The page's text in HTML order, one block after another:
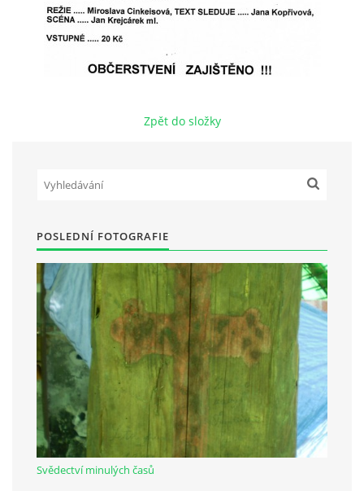
HRY DO ROKU 1973
MÍSTO PRO VAŠE VZKAZY!!
Občanská vzdělávací jednota "Komenský" v Choceradech z.s.
257 24 Chocerady
IČ: 498 28 614
Kontaktní osoba:
Mgr. Miroslava Cinkeisová
723 967 851
Mirkaci@email.cz
© 2026 eStránky.cz RSS
Zpět do složky
POSLEDNÍ FOTOGRAFIE
Svědectví minulých časů